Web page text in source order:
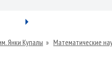
Янки Купалы » Математические